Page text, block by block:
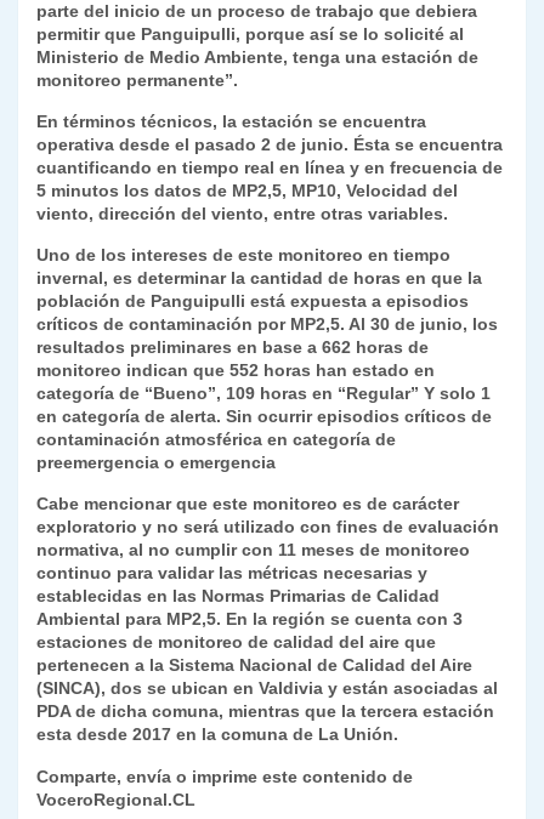
parte del inicio de un proceso de trabajo que debiera
permitir que Panguipulli, porque así se lo solicité al
Ministerio de Medio Ambiente, tenga una estación de
monitoreo permanente”.
En términos técnicos, la estación se encuentra
operativa desde el pasado 2 de junio. Ésta se encuentra
cuantificando en tiempo real en línea y en frecuencia de
5 minutos los datos de MP2,5, MP10, Velocidad del
viento, dirección del viento, entre otras variables.
Uno de los intereses de este monitoreo en tiempo
invernal, es determinar la cantidad de horas en que la
población de Panguipulli está expuesta a episodios
críticos de contaminación por MP2,5. Al 30 de junio, los
resultados preliminares en base a 662 horas de
monitoreo indican que 552 horas han estado en
categoría de “Bueno”, 109 horas en “Regular” Y solo 1
en categoría de alerta. Sin ocurrir episodios críticos de
contaminación atmosférica en categoría de
preemergencia o emergencia
Cabe mencionar que este monitoreo es de carácter
exploratorio y no será utilizado con fines de evaluación
normativa, al no cumplir con 11 meses de monitoreo
continuo para validar las métricas necesarias y
establecidas en las Normas Primarias de Calidad
Ambiental para MP2,5. En la región se cuenta con 3
estaciones de monitoreo de calidad del aire que
pertenecen a la Sistema Nacional de Calidad del Aire
(SINCA), dos se ubican en Valdivia y están asociadas al
PDA de dicha comuna, mientras que la tercera estación
esta desde 2017 en la comuna de La Unión.
Comparte, envía o imprime este contenido de
VoceroRegional.CL